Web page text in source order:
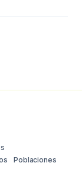
Poblaciones